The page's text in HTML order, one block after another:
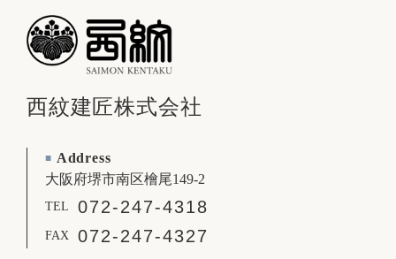
西紋建匠株式会社
■ Address
大阪府堺市南区檜尾149-2
TEL 072-247-4318
FAX 072-247-4327